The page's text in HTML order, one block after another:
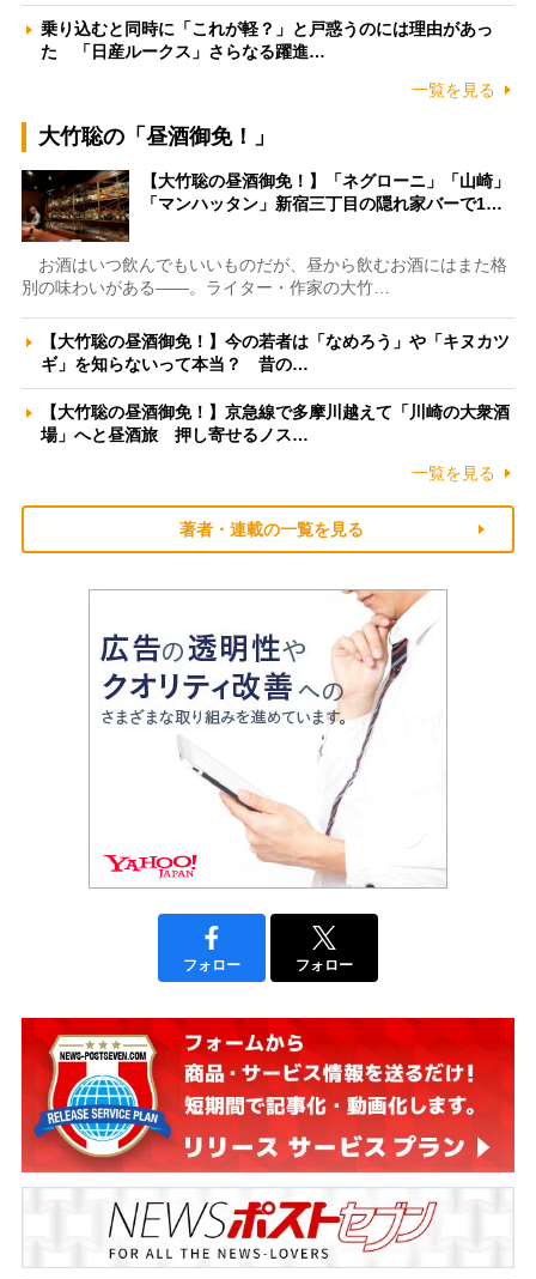
乗り込むと同時に「これが軽？」と戸惑うのには理由があっ
た 「日産ルークス」さらなる躍進…
一覧を見る
大竹聡の「昼酒御免！」
【大竹聡の昼酒御免！】「ネグローニ」「山崎」
「マンハッタン」新宿三丁目の隠れ家バーで1…
お酒はいつ飲んでもいいものだが、昼から飲むお酒にはまた格
別の味わいがある――。ライター・作家の大竹…
【大竹聡の昼酒御免！】今の若者は「なめろう」や「キヌカツ
ギ」を知らないって本当？ 昔の…
【大竹聡の昼酒御免！】京急線で多摩川越えて「川崎の大衆酒
場」へと昼酒旅 押し寄せるノス…
一覧を見る
著者・連載の一覧を見る
フォロー フォロー